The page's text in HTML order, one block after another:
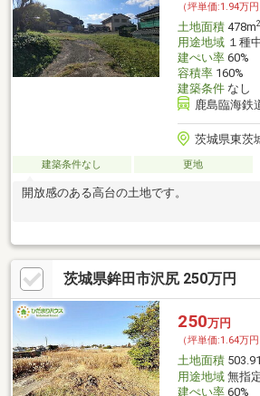
（坪単価:1.94万円
土地面積478m2
用途地域１種
建ぺい率60%
容積率160%
建築条件なし
鹿島臨海鉄
茨城県東茨
建築条件なし 更地
開放感のある高台の土地です。
茨城県鉾田市沢尻 250万円
250万円
（坪単価:1.64万円
土地面積
用途地域無指
建ぺい率60%